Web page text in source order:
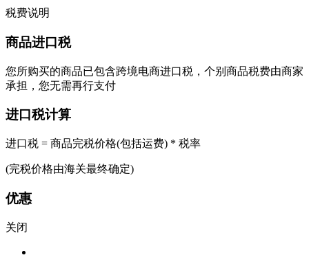
税费说明
商品进口税
您所购买的商品已包含跨境电商进口税，个别商品税费由商家
承担，您无需再行支付
进口税计算
进口税 = 商品完税价格(包括运费) * 税率
(完税价格由海关最终确定)
优惠
关闭